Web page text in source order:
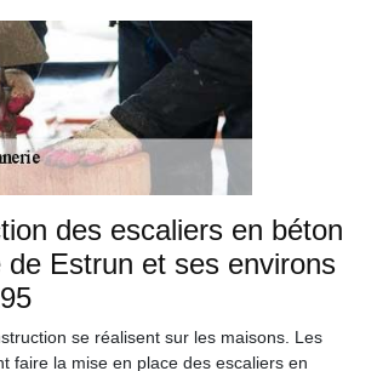
des escaliers en béton
de Estrun et ses environs
se réalisent sur les maisons. Les
faire la mise en place des escaliers en